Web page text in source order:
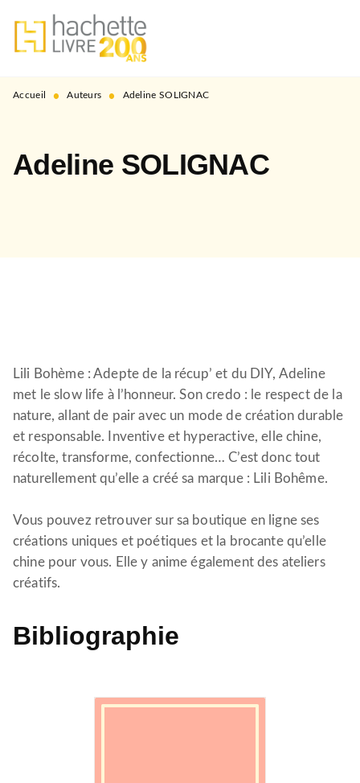
MENU RECHERCHE
PIED DE PAGE
Accueil • Auteurs • Adeline SOLIGNAC
Adeline SOLIGNAC
Lili Bohème : Adepte de la récup’ et du DIY, Adeline
met le slow life à l’honneur. Son credo : le respect de la
nature, allant de pair avec un mode de création durable
et responsable. Inventive et hyperactive, elle chine,
récolte, transforme, confectionne… C’est donc tout
naturellement qu’elle a créé sa marque : Lili Bohême.
Vous pouvez retrouver sur sa boutique en ligne ses
créations uniques et poétiques et la brocante qu’elle
chine pour vous. Elle y anime également des ateliers
créatifs.
Bibliographie